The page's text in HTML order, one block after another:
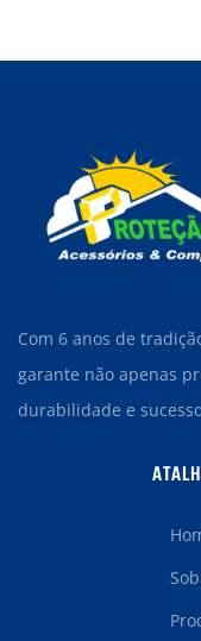
Com 6 anos de
garante não apenas
durabilidade e